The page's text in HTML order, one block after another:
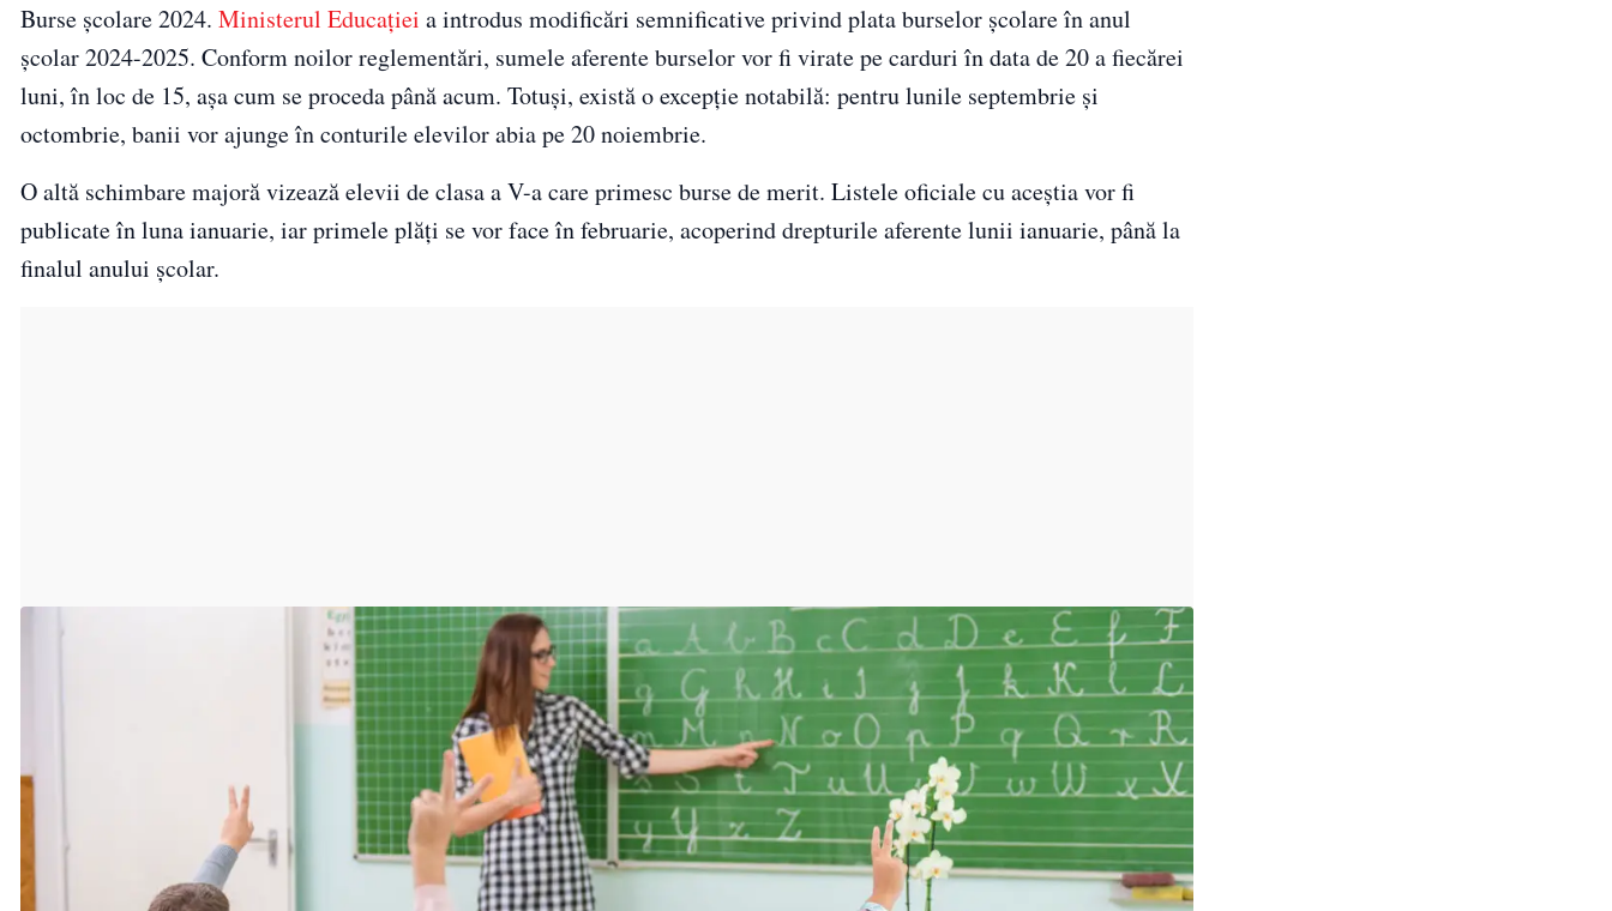
Burse școlare 2024. Ministerul Educației a introdus modificări semnificative privind plata burselor școlare în anul
școlar 2024-2025. Conform noilor reglementări, sumele aferente burselor vor fi virate pe carduri în data de 20 a fiecărei
luni, în loc de 15, așa cum se proceda până acum. Totuși, există o excepție notabilă: pentru lunile septembrie și
octombrie, banii vor ajunge în conturile elevilor abia pe 20 noiembrie.
O altă schimbare majoră vizează elevii de clasa a V-a care primesc burse de merit. Listele oficiale cu aceștia vor fi
publicate în luna ianuarie, iar primele plăți se vor face în februarie, acoperind drepturile aferente lunii ianuarie, până la
finalul anului școlar.